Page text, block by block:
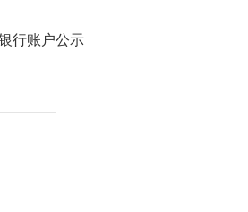
行账户公示